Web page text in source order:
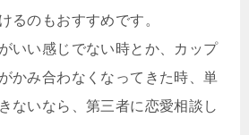
るのもおすすめです。
いい感じでない時とか、カップ
かみ合わなくなってきた時、単
ないなら、第三者に恋愛相談し